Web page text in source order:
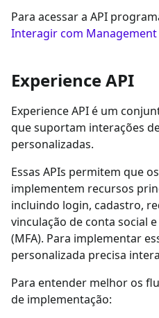
Para acessar a API
Interagir com Management
Experience API
Experience API é um
que suportam interações
personalizadas.
Essas APIs permitem que
implementem recursos
incluindo login, cadastro,
vinculação de conta social
(MFA). Para implementar
personalizada precisa
Para entender melhor os
de implementação: